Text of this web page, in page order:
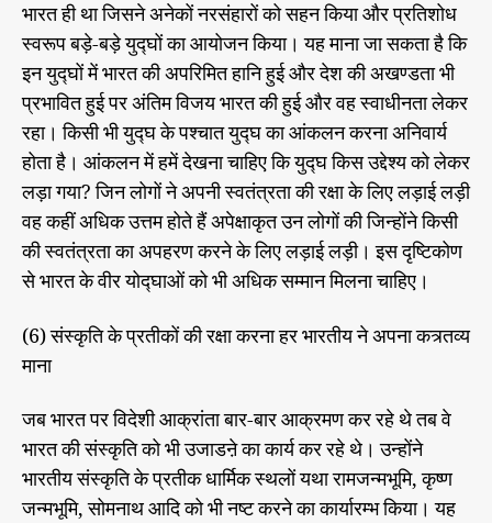
भारत ही था जिसने अनेकों नरसंहारों को सहन किया और प्रतिशोध
स्वरूप बड़े-बड़े युद्घों का आयोजन किया। यह माना जा सकता है कि
इन युद्घों में भारत की अपरिमित हानि हुई और देश की अखण्डता भी
प्रभावित हुई पर अंतिम विजय भारत की हुई और वह स्वाधीनता लेकर
रहा। किसी भी युद्घ के पश्चात युद्घ का आंकलन करना अनिवार्य
होता है। आंकलन में हमें देखना चाहिए कि युद्घ किस उद्देश्य को लेकर
लड़ा गया? जिन लोगों ने अपनी स्वतंत्रता की रक्षा के लिए लड़ाई लड़ी
वह कहीं अधिक उत्तम होते हैं अपेक्षाकृत उन लोगों की जिन्होंने किसी
की स्वतंत्रता का अपहरण करने के लिए लड़ाई लड़ी। इस दृष्टिकोण
से भारत के वीर योद्घाओं को भी अधिक सम्मान मिलना चाहिए।
(6) संस्कृति के प्रतीकों की रक्षा करना हर भारतीय ने अपना कत्र्तव्य
माना
जब भारत पर विदेशी आक्रांता बार-बार आक्रमण कर रहे थे तब वे
भारत की संस्कृति को भी उजाडऩे का कार्य कर रहे थे। उन्होंने
भारतीय संस्कृति के प्रतीक धार्मिक स्थलों यथा रामजन्मभूमि, कृष्ण
जन्मभूमि, सोमनाथ आदि को भी नष्ट करने का कार्यारम्भ किया। यह